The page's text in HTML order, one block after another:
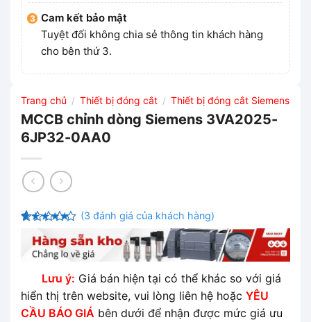
Cam kết bảo mật
Tuyệt đối không chia sẻ thông tin khách hàng
cho bên thứ 3.
Trang chủ / Thiết bị đóng cắt / Thiết bị đóng cắt Siemens
MCCB chỉnh dòng Siemens 3VA2025-
6JP32-0AA0
trên 5
dựa trên
đánh giá
(3 đánh giá của khách hàng)
Lưu ý: Giá bán hiện tại có thể khác so với giá
hiển thị trên website, vui lòng liên hệ hoặc YÊU
CẦU BÁO GIÁ bên dưới để nhận được mức giá ưu